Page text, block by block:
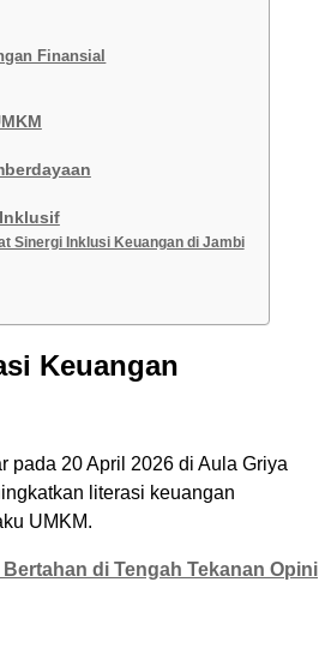
Finansial
Sinergi Inklusi Keuangan di Jambi
Keuangan
pada 20 April 2026 di Aula Griya
literasi keuangan
UMKM.
di Tengah Tekanan Opini